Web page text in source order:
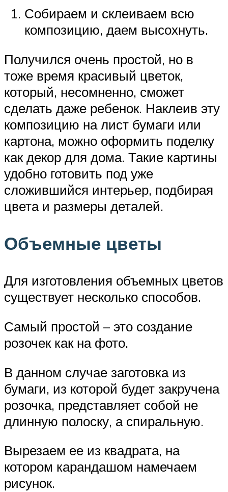
Собираем и склеиваем всю
композицию, даем высохнуть.
Получился очень простой, но в
тоже время красивый цветок,
который, несомненно, сможет
сделать даже ребенок. Наклеив эту
композицию на лист бумаги или
картона, можно оформить поделку
как декор для дома. Такие картины
удобно готовить под уже
сложившийся интерьер, подбирая
цвета и размеры деталей.
Объемные цветы
Для изготовления объемных цветов
существует несколько способов.
Самый простой – это создание
розочек как на фото.
В данном случае заготовка из
бумаги, из которой будет закручена
розочка, представляет собой не
длинную полоску, а спиральную.
Вырезаем ее из квадрата, на
котором карандашом намечаем
рисунок.